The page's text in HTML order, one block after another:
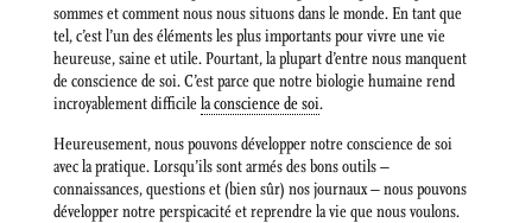
sommes et comment nous nous situons dans le monde. En tant que
tel, c’est l’un des éléments les plus importants pour vivre une vie
heureuse, saine et utile. Pourtant, la plupart d’entre nous manquent
de conscience de soi. C’est parce que notre biologie humaine rend
incroyablement difficilela conscience de soi.
Heureusement, nous pouvons développer notre conscience de soi
avec la pratique. Lorsqu’ils sont armés des bons outils –
connaissances, questions et (bien sûr) nos journaux – nous pouvons
développer notre perspicacité et reprendre la vie que nous voulons.